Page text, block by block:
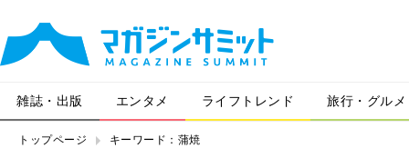
雑誌・出版 エンタメ ライフトレンド 旅行・グルメ
トップページ キーワード：蒲焼